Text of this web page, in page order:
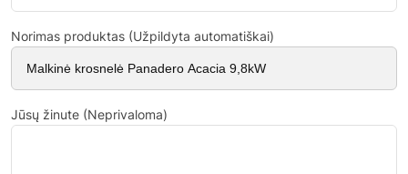
Norimas produktas (Užpildyta automatiškai)
Jūsų žinute (Neprivaloma)